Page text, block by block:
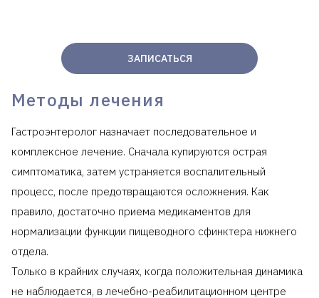
ЗАПИСАТЬСЯ
Методы лечения
Гастроэнтеролог назначает последовательное и
комплексное лечение. Сначала купируются острая
симптоматика, затем устраняется воспалительный
процесс, после предотвращаются осложнения. Как
правило, достаточно приема медикаментов для
нормализации функции пищеводного сфинктера нижнего
отдела.
Только в крайних случаях, когда положительная динамика
не наблюдается, в лечебно-реабилитационном центре